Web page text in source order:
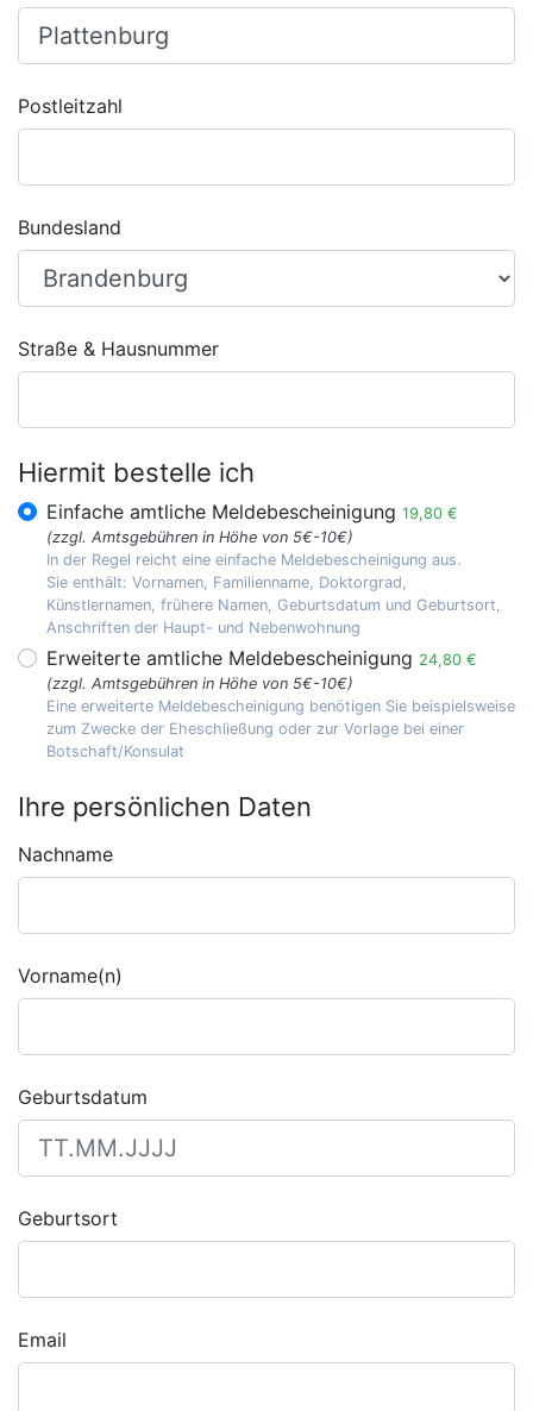
Postleitzahl
Bundesland
Straße & Hausnummer
Hiermit bestelle ich
Einfache amtliche Meldebescheinigung 19,80 €
(zzgl. Amtsgebühren in Höhe von 5€-10€)
In der Regel reicht eine einfache Meldebescheinigung aus.
Sie enthält: Vornamen, Familienname, Doktorgrad,
Künstlernamen, frühere Namen, Geburtsdatum und Geburtsort,
Anschriften der Haupt- und Nebenwohnung
Erweiterte amtliche Meldebescheinigung 24,80 €
(zzgl. Amtsgebühren in Höhe von 5€-10€)
Eine erweiterte Meldebescheinigung benötigen Sie beispielsweise
zum Zwecke der Eheschließung oder zur Vorlage bei einer
Botschaft/Konsulat
Ihre persönlichen Daten
Nachname
Vorname(n)
Geburtsdatum
Geburtsort
Email